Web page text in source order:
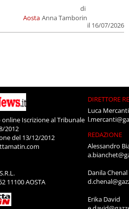
Aosta
di
Anna Tamborin
il 16/07/2026
Iscrizione al Tribunale
2012
del 13/12/2012
11100 AOSTA
DIRETTORE
Luca Mercanti
REDAZIONE
Alessandro
Danila Chenal
Erika David